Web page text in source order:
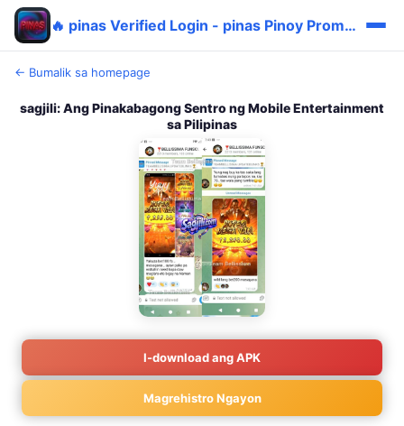
🔥 pinas Verified Login - pinas Pinoy Promo Login 🎯
← Bumalik sa homepage
sagjili: Ang Pinakabagong Sentro ng Mobile Entertainment
sa Pilipinas
I-download ang APK
Magrehistro Ngayon